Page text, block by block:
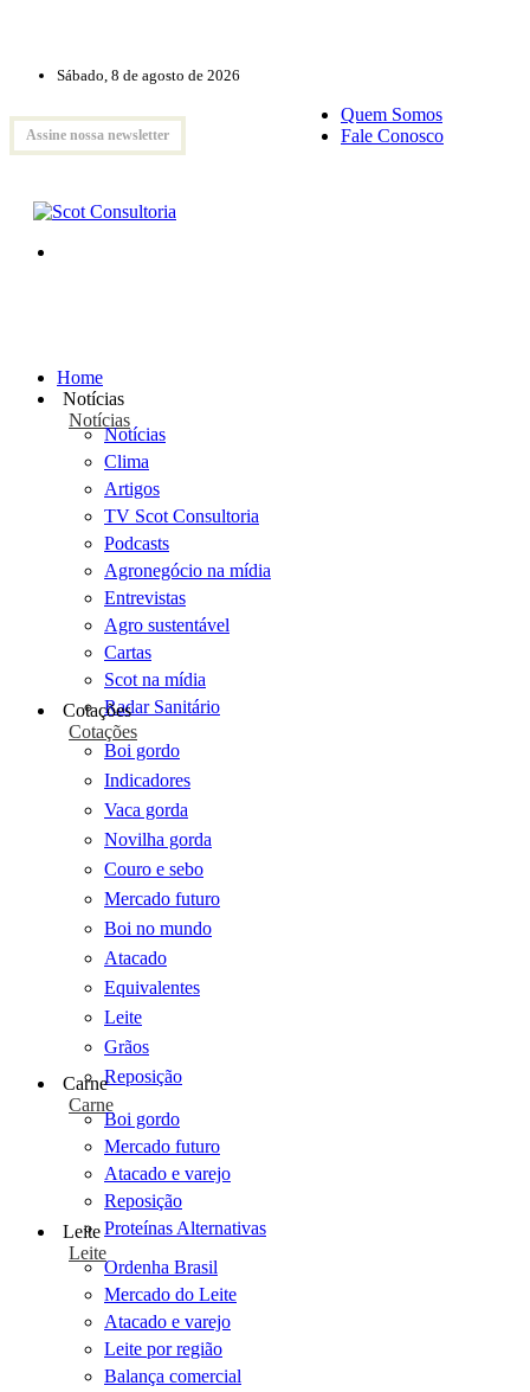
Sábado, 8 de agosto de 2026
Assine nossa newsletter
Quem Somos
Fale Conosco
Home
Notícias
Notícias
Notícias
Clima
Artigos
TV Scot Consultoria
Podcasts
Agronegócio na mídia
Entrevistas
Agro sustentável
Cartas
Scot na mídia
Radar Sanitário
Cotações
Cotações
Boi gordo
Indicadores
Vaca gorda
Novilha gorda
Couro e sebo
Mercado futuro
Boi no mundo
Atacado
Equivalentes
Leite
Grãos
Reposição
Carne
Carne
Boi gordo
Mercado futuro
Atacado e varejo
Reposição
Proteínas Alternativas
Leite
Leite
Ordenha Brasil
Mercado do Leite
Atacado e varejo
Leite por região
Balança comercial